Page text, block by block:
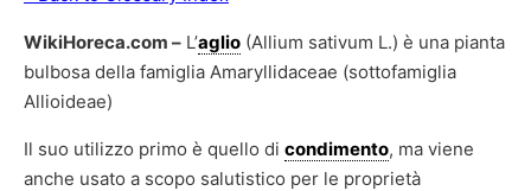
WikiHoreca.com – L’aglio (Allium sativum L.) è una pianta
bulbosa della famiglia Amaryllidaceae (sottofamiglia
Allioideae)
Il suo utilizzo primo è quello di condimento, ma viene
anche usato a scopo salutistico per le proprietà